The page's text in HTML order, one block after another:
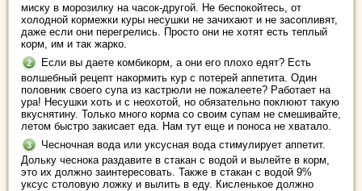
миску в морозилку на часок-другой. Не беспокойтесь, от
холодной кормежки куры несушки не зачихают и не засопливят,
даже если они перегрелись. Просто они не хотят есть теплый
корм, им и так жарко.
Если вы даете комбикорм, а они его плохо едят? Есть
волшебный рецепт накормить кур с потерей аппетита. Один
половник своего супа из кастрюли не пожалеете? Работает на
ура! Несушки хоть и с неохотой, но обязательно поклюют такую
вкуснятину. Только много корма со своим супам не смешивайте,
летом быстро закисает еда. Нам тут еще и поноса не хватало.
Чесночная вода или уксусная вода стимулирует аппетит.
Дольку чеснока раздавите в стакан с водой и вылейте в корм,
это их должно заинтересовать. Также в стакан с водой 9%
уксус столовую ложку и вылить в еду. Кисленькое должно